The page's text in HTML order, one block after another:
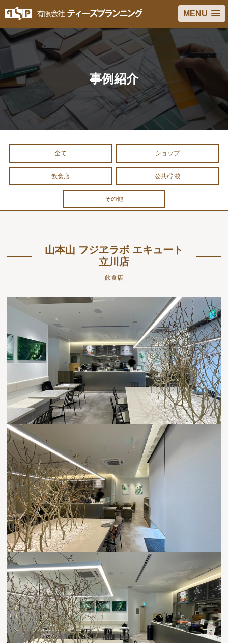
MENU
事例紹介
全て ショップ
飲食店 公共/学校
その他
山本山 フジヱラボ エキュート
立川店
- 飲食店 -